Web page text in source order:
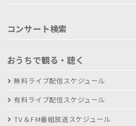
コンサート検索
おうちで観る・聴く
無料ライブ配信スケジュール
有料ライブ配信スケジュール
TV＆FM番組放送スケジュール